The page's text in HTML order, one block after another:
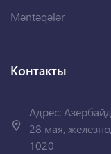
Məntəqələr
Контакты
Адрес:
28 мая,
1020